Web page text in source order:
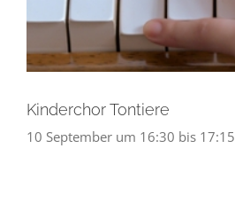
Kinderchor Tontiere
10 September um 16:30 bis 17:15